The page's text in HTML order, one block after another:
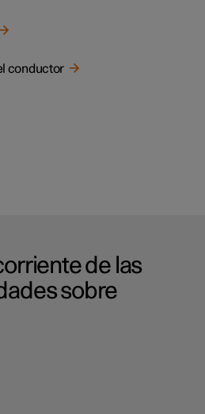
conductor
de las
sobre